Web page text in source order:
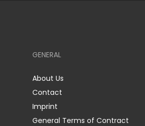
GENERAL
About Us
Contact
Imprint
General Terms of Contract